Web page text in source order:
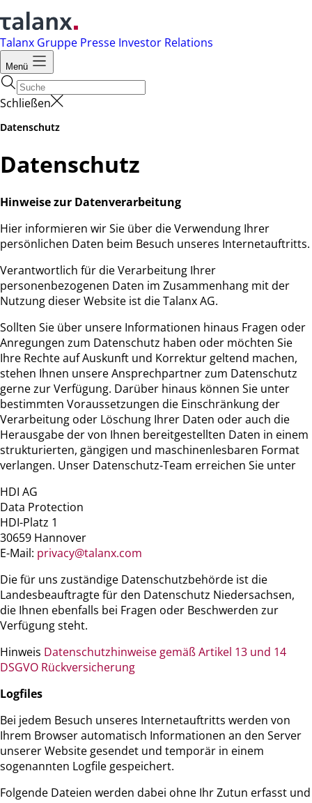
Talanx Gruppe Presse Investor Relations
Menü
Schließen
Datenschutz
Datenschutz
Hinweise zur Datenverarbeitung
Hier informieren wir Sie über die Verwendung Ihrer
persönlichen Daten beim Besuch unseres Internetauftritts.
Verantwortlich für die Verarbeitung Ihrer
personenbezogenen Daten im Zusammenhang mit der
Nutzung dieser Website ist die Talanx AG.
Sollten Sie über unsere Informationen hinaus Fragen oder
Anregungen zum Datenschutz haben oder möchten Sie
Ihre Rechte auf Auskunft und Korrektur geltend machen,
stehen Ihnen unsere Ansprechpartner zum Datenschutz
gerne zur Verfügung. Darüber hinaus können Sie unter
bestimmten Voraussetzungen die Einschränkung der
Verarbeitung oder Löschung Ihrer Daten oder auch die
Herausgabe der von Ihnen bereitgestellten Daten in einem
strukturierten, gängigen und maschinenlesbaren Format
verlangen. Unser Datenschutz-Team erreichen Sie unter
HDI AG
Data Protection
HDI-Platz 1
30659 Hannover
E-Mail: privacy@talanx.com
Die für uns zuständige Datenschutzbehörde ist die
Landesbeauftragte für den Datenschutz Niedersachsen,
die Ihnen ebenfalls bei Fragen oder Beschwerden zur
Verfügung steht.
Hinweis Datenschutzhinweise gemäß Artikel 13 und 14
DSGVO Rückversicherung
Logfiles
Bei jedem Besuch unseres Internetauftritts werden von
Ihrem Browser automatisch Informationen an den Server
unserer Website gesendet und temporär in einem
sogenannten Logfile gespeichert.
Folgende Dateien werden dabei ohne Ihr Zutun erfasst und